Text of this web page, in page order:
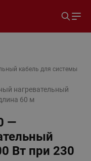
кабель для системы
нагревательный
60 м
—
Вт при 230